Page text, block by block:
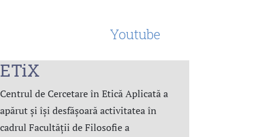
Youtube
ETiX
Centrul de Cercetare în Etică Aplicată a
apărut și își desfășoară activitatea în
cadrul Facultății de Filosofie a